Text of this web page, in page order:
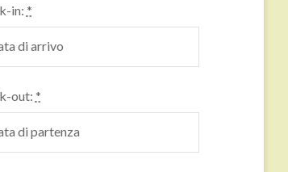
in: *
out: *